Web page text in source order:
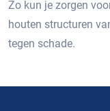
Zo kun je zorgen
houten structuren
tegen schade.